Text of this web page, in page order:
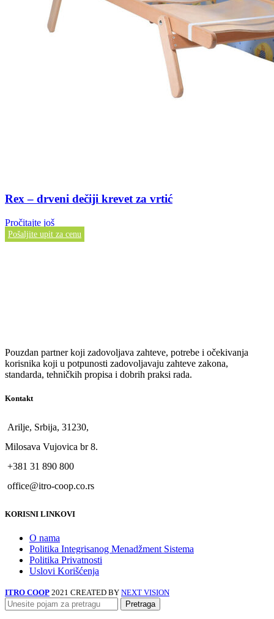
Rex – drveni dečiji krevet za vrtić
Pročitajte još
Pošaljite upit za cenu
Pouzdan partner koji zadovoljava zahteve, potrebe i očekivanja
korisnika koji u potpunosti zadovoljavaju zahteve zakona,
standarda, tehničkih propisa i dobrih praksi rada.
Kontakt
Arilje, Srbija, 31230,
Milosava Vujovica br 8.
+381 31 890 800
office@itro-coop.co.rs
KORISNI LINKOVI
O nama
Politika Integrisanog Menadžment Sistema
Politika Privatnosti
Uslovi Korišćenja
ITRO COOP 2021 CREATED BY NEXT VISION
Pretraga